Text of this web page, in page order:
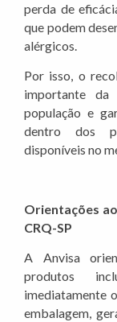
perda de
que podem
alérgicos.
Por isso, o
importante da
população e
dentro dos
disponíveis no
Orientações
CRQ-SP
A Anvisa
produtos
imediatamente
embalagem,